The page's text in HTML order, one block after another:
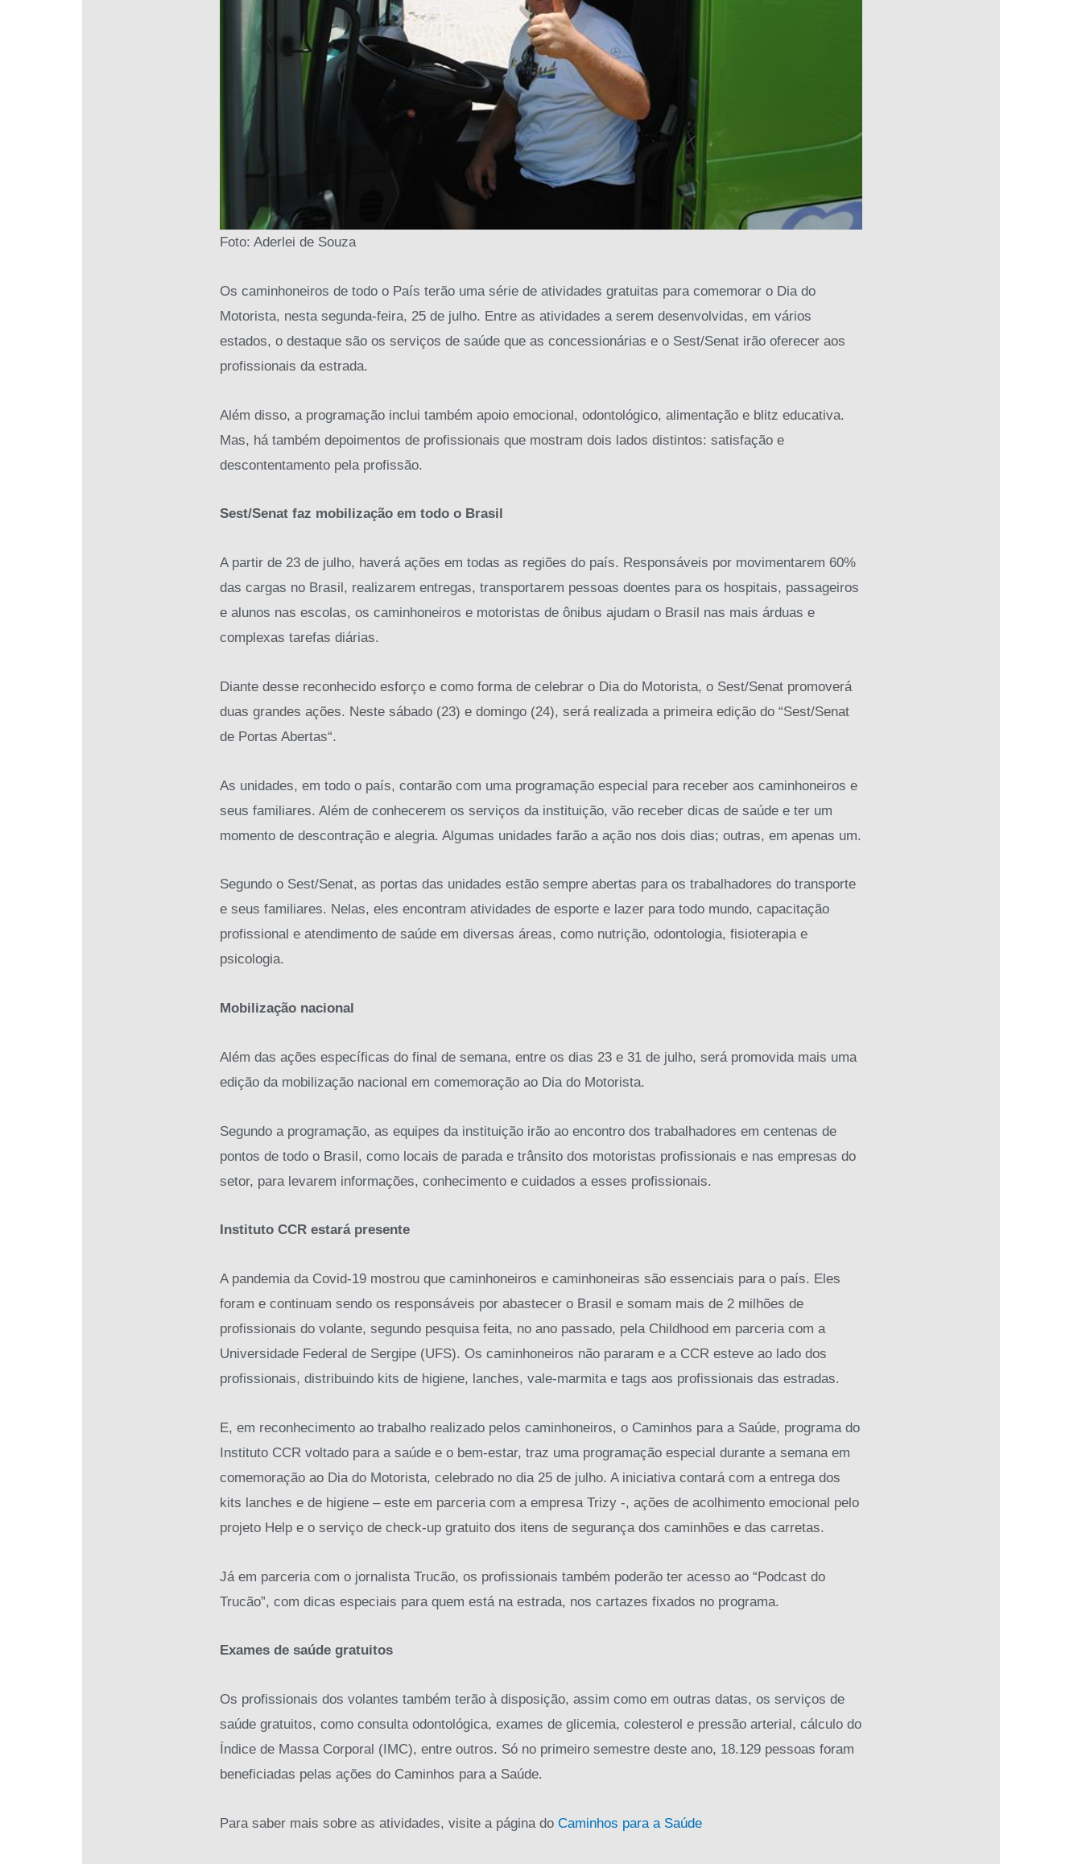
Foto: Aderlei de Souza
Os caminhoneiros de todo o País terão uma série de atividades gratuitas para comemorar o Dia do
Motorista, nesta segunda-feira, 25 de julho. Entre as atividades a serem desenvolvidas, em vários
estados, o destaque são os serviços de saúde que as concessionárias e o Sest/Senat irão oferecer aos
profissionais da estrada.
Além disso, a programação inclui também apoio emocional, odontológico, alimentação e blitz educativa.
Mas, há também depoimentos de profissionais que mostram dois lados distintos: satisfação e
descontentamento pela profissão.
Sest/Senat faz mobilização em todo o Brasil
A partir de 23 de julho, haverá ações em todas as regiões do país. Responsáveis por movimentarem 60%
das cargas no Brasil, realizarem entregas, transportarem pessoas doentes para os hospitais, passageiros
e alunos nas escolas, os caminhoneiros e motoristas de ônibus ajudam o Brasil nas mais árduas e
complexas tarefas diárias.
Diante desse reconhecido esforço e como forma de celebrar o Dia do Motorista, o Sest/Senat promoverá
duas grandes ações. Neste sábado (23) e domingo (24), será realizada a primeira edição do “Sest/Senat
de Portas Abertas“.
As unidades, em todo o país, contarão com uma programação especial para receber aos caminhoneiros e
seus familiares. Além de conhecerem os serviços da instituição, vão receber dicas de saúde e ter um
momento de descontração e alegria. Algumas unidades farão a ação nos dois dias; outras, em apenas um.
Segundo o Sest/Senat, as portas das unidades estão sempre abertas para os trabalhadores do transporte
e seus familiares. Nelas, eles encontram atividades de esporte e lazer para todo mundo, capacitação
profissional e atendimento de saúde em diversas áreas, como nutrição, odontologia, fisioterapia e
psicologia.
Mobilização nacional
Além das ações específicas do final de semana, entre os dias 23 e 31 de julho, será promovida mais uma
edição da mobilização nacional em comemoração ao Dia do Motorista.
Segundo a programação, as equipes da instituição irão ao encontro dos trabalhadores em centenas de
pontos de todo o Brasil, como locais de parada e trânsito dos motoristas profissionais e nas empresas do
setor, para levarem informações, conhecimento e cuidados a esses profissionais.
Instituto CCR estará presente
A pandemia da Covid-19 mostrou que caminhoneiros e caminhoneiras são essenciais para o país. Eles
foram e continuam sendo os responsáveis por abastecer o Brasil e somam mais de 2 milhões de
profissionais do volante, segundo pesquisa feita, no ano passado, pela Childhood em parceria com a
Universidade Federal de Sergipe (UFS). Os caminhoneiros não pararam e a CCR esteve ao lado dos
profissionais, distribuindo kits de higiene, lanches, vale-marmita e tags aos profissionais das estradas.
E, em reconhecimento ao trabalho realizado pelos caminhoneiros, o Caminhos para a Saúde, programa do
Instituto CCR voltado para a saúde e o bem-estar, traz uma programação especial durante a semana em
comemoração ao Dia do Motorista, celebrado no dia 25 de julho. A iniciativa contará com a entrega dos
kits lanches e de higiene – este em parceria com a empresa Trizy -, ações de acolhimento emocional pelo
projeto Help e o serviço de check-up gratuito dos itens de segurança dos caminhões e das carretas.
Já em parceria com o jornalista Trucão, os profissionais também poderão ter acesso ao “Podcast do
Trucão”, com dicas especiais para quem está na estrada, nos cartazes fixados no programa.
Exames de saúde gratuitos
Os profissionais dos volantes também terão à disposição, assim como em outras datas, os serviços de
saúde gratuitos, como consulta odontológica, exames de glicemia, colesterol e pressão arterial, cálculo do
Índice de Massa Corporal (IMC), entre outros. Só no primeiro semestre deste ano, 18.129 pessoas foram
beneficiadas pelas ações do Caminhos para a Saúde.
Para saber mais sobre as atividades, visite a página do Caminhos para a Saúde